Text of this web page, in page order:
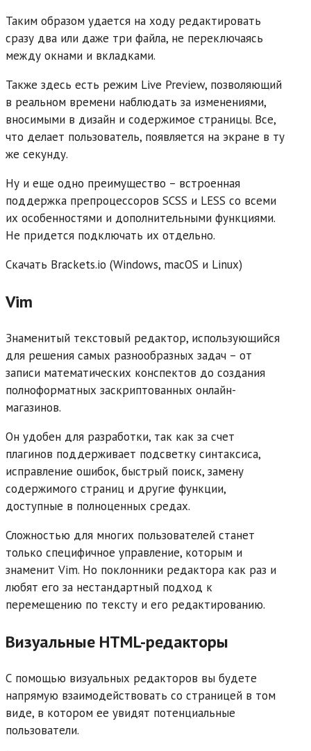
Таким образом удается на ходу редактировать
сразу два или даже три файла, не переключаясь
между окнами и вкладками.
Также здесь есть режим Live Preview, позволяющий
в реальном времени наблюдать за изменениями,
вносимыми в дизайн и содержимое страницы. Все,
что делает пользователь, появляется на экране в ту
же секунду.
Ну и еще одно преимущество – встроенная
поддержка препроцессоров SCSS и LESS со всеми
их особенностями и дополнительными функциями.
Не придется подключать их отдельно.
Скачать Brackets.io (Windows, macOS и Linux)
Vim
Знаменитый текстовый редактор, использующийся
для решения самых разнообразных задач – от
записи математических конспектов до создания
полноформатных заскриптованных онлайн-
магазинов.
Он удобен для разработки, так как за счет
плагинов поддерживает подсветку синтаксиса,
исправление ошибок, быстрый поиск, замену
содержимого страниц и другие функции,
доступные в полноценных средах.
Сложностью для многих пользователей станет
только специфичное управление, которым и
знаменит Vim. Но поклонники редактора как раз и
любят его за нестандартный подход к
перемещению по тексту и его редактированию.
Визуальные HTML-редакторы
С помощью визуальных редакторов вы будете
напрямую взаимодействовать со страницей в том
виде, в котором ее увидят потенциальные
пользователи.